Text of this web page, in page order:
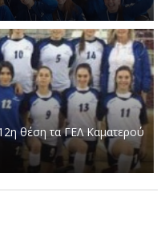
θέση τα ΓΕΛ Καματερού